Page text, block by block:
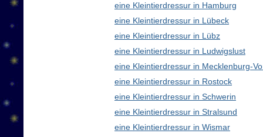
eine Kleintierdressur in Hamburg
eine Kleintierdressur in Lübeck
eine Kleintierdressur in Lübz
eine Kleintierdressur in Ludwigslust
eine Kleintierdressur in Mecklenburg-
eine Kleintierdressur in Rostock
eine Kleintierdressur in Schwerin
eine Kleintierdressur in Stralsund
eine Kleintierdressur in Wismar